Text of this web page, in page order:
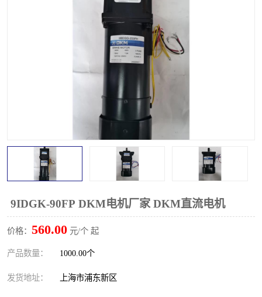
9IDGK-90FP DKM电机厂家 DKM直流电机
价格： 560.00 元/个 起
产品数量： 1000.00个
发货地址： 上海市浦东新区
精晟邦微型齿轮减速电机
晟邦电机
东元电机